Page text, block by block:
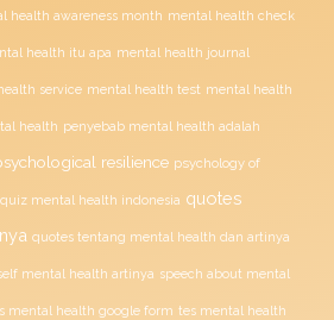
health awareness month mental health check
health itu apa mental health journal
service mental health test mental health
health penyebab mental health adalah
resilience psychology of
quiz mental health indonesia quotes
quotes tentang mental health dan artinya
mental health artinya speech about mental
mental health google form tes mental health